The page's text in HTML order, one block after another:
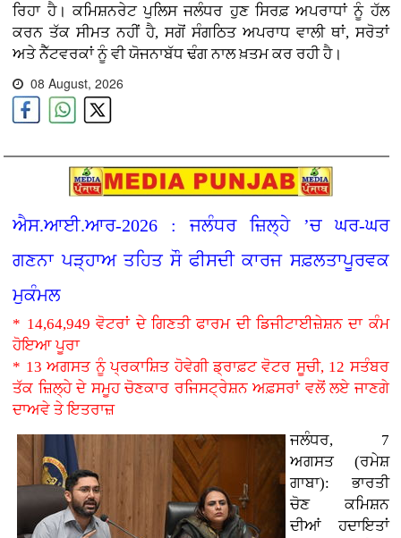
ਰਿਹਾ ਹੈ। ਕਮਿਸ਼ਨਰੇਟ ਪੁਲਿਸ ਜਲੰਧਰ ਹੁਣ ਸਿਰਫ਼ ਅਪਰਾਧਾਂ ਨੂੰ ਹੱਲ
ਕਰਨ ਤੱਕ ਸੀਮਤ ਨਹੀਂ ਹੈ, ਸਗੋਂ ਸੰਗਠਿਤ ਅਪਰਾਧ ਵਾਲੀ ਥਾਂ, ਸਰੋਤਾਂ
ਅਤੇ ਨੈੱਟਵਰਕਾਂ ਨੂੰ ਵੀ ਯੋਜਨਾਬੱਧ ਢੰਗ ਨਾਲ ਖ਼ਤਮ ਕਰ ਰਹੀ ਹੈ।
08 August, 2026
ਐਸ.ਆਈ.ਆਰ-2026 : ਜਲੰਧਰ ਜ਼ਿਲ੍ਹੇ ’ਚ ਘਰ-ਘਰ
ਗਣਨਾ ਪੜ੍ਹਾਅ ਤਹਿਤ ਸੌ ਫੀਸਦੀ ਕਾਰਜ ਸਫ਼ਲਤਾਪੂਰਵਕ
ਮੁਕੰਮਲ
* 14,64,949 ਵੋਟਰਾਂ ਦੇ ਗਿਣਤੀ ਫਾਰਮ ਦੀ ਡਿਜੀਟਾਈਜ਼ੇਸ਼ਨ ਦਾ ਕੰਮ
ਹੋਇਆ ਪੂਰਾ
* 13 ਅਗਸਤ ਨੂੰ ਪ੍ਰਕਾਸ਼ਿਤ ਹੋਵੇਗੀ ਡ੍ਰਾਫ਼ਟ ਵੋਟਰ ਸੂਚੀ, 12 ਸਤੰਬਰ
ਤੱਕ ਜ਼ਿਲ੍ਹੇ ਦੇ ਸਮੂਹ ਚੋਣਕਾਰ ਰਜਿਸਟ੍ਰੇਸ਼ਨ ਅਫ਼ਸਰਾਂ ਵਲੋਂ ਲਏ ਜਾਣਗੇ
ਦਾਅਵੇ ਤੇ ਇਤਰਾਜ਼
ਜਲੰਧਰ, 7
ਅਗਸਤ (ਰਮੇਸ਼
ਗਾਬਾ): ਭਾਰਤੀ
ਚੋਣ ਕਮਿਸ਼ਨ
ਦੀਆਂ ਹਦਾਇਤਾਂ